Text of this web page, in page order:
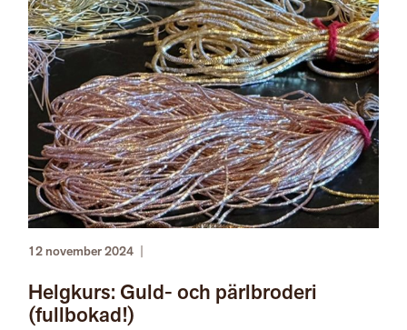
12 november 2024 |
Helgkurs: Guld- och pärlbroderi
(fullbokad!)